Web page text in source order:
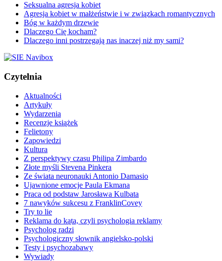
Seksualna agresja kobiet
Agresja kobiet w małżeństwie i w związkach romantycznych
Bóg w każdym drzewie
Dlaczego Cię kocham?
Dlaczego inni postrzegają nas inaczej niż my sami?
Czytelnia
Aktualności
Artykuły
Wydarzenia
Recenzje książek
Felietony
Zapowiedzi
Kultura
Z perspektywy czasu Philipa Zimbardo
Złote myśli Stevena Pinkera
Ze świata neuronauki Antonio Damasio
Ujawnione emocje Paula Ekmana
Praca od podstaw Jarosława Kulbata
7 nawyków sukcesu z FranklinCovey
Try to lie
Reklama do kąta, czyli psychologia reklamy
Psycholog radzi
Psychologiczny słownik angielsko-polski
Testy i psychozabawy
Wywiady